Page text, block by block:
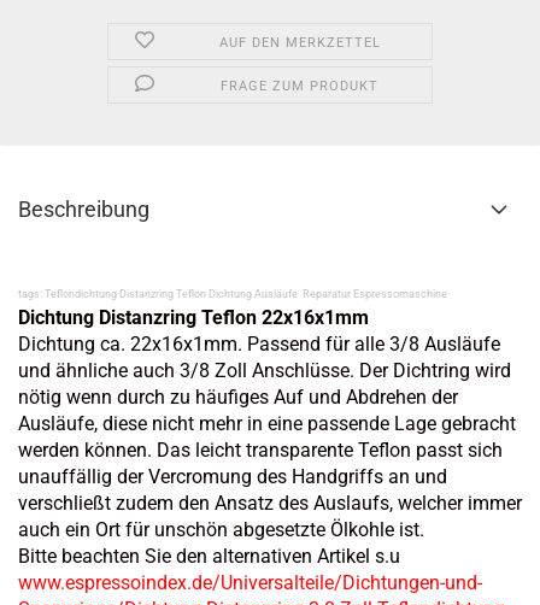
AUF DEN MERKZETTEL
FRAGE ZUM PRODUKT
Beschreibung
tags: Teflondichtung Distanzring Teflon Dichtung Ausläufe Reparatur Espressomaschine
Dichtung Distanzring Teflon 22x16x1mm
Dichtung ca. 22x16x1mm. Passend für alle 3/8 Ausläufe
und ähnliche auch 3/8 Zoll Anschlüsse. Der Dichtring wird
nötig wenn durch zu häufiges Auf und Abdrehen der
Ausläufe, diese nicht mehr in eine passende Lage gebracht
werden können. Das leicht transparente Teflon passt sich
unauffällig der Vercromung des Handgriffs an und
verschließt zudem den Ansatz des Auslaufs, welcher immer
auch ein Ort für unschön abgesetzte Ölkohle ist.
Bitte beachten Sie den alternativen Artikel s.u
www.espressoindex.de/Universalteile/Dichtungen-und-